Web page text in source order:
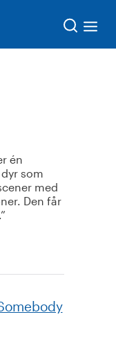
én
som
med
Den får